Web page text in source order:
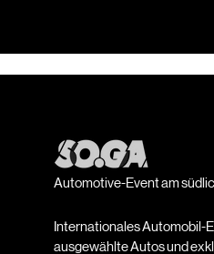
Automotive-Event am
Internationales Automobil-
ausgewählte Autos und